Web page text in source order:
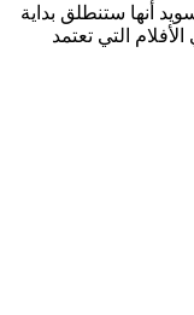
أنها ستنطلق بداية
في الأفلام التي تعتمد